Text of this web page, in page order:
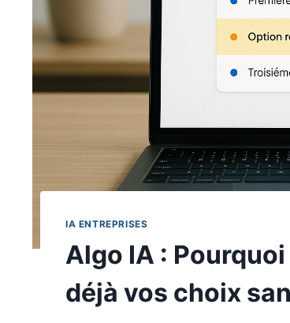
IA ENTREPRISES
Algo IA :
déjà vos choix